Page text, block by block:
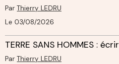
Par Thierry LEDRU
Le 03/08/2026
TERRE SANS HOMMES :
Par Thierry LEDRU